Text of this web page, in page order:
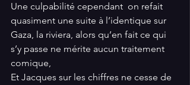
Une culpabilité cependant  on refait
quasiment une suite à l’identique sur
Gaza, la riviera, alors qu’en fait ce qui
s’y passe ne mérite aucun traitement
comique,
Et Jacques sur les chiffres ne cesse de